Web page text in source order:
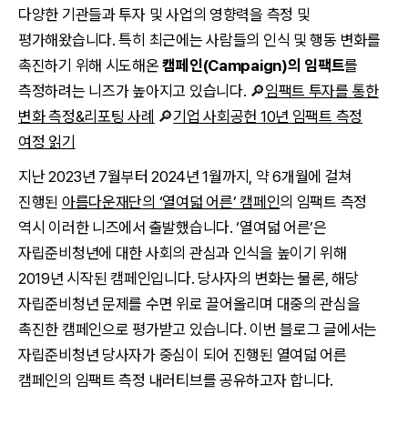
다양한 기관들과 투자 및 사업의 영향력을 측정 및
평가해왔습니다. 특히 최근에는 사람들의 인식 및 행동 변화를
촉진하기 위해 시도해온캠페인(Campaign)의 임팩트를
측정하려는 니즈가 높아지고 있습니다. 🔎임팩트 투자를 통한
변화 측정&리포팅 사례 🔎기업 사회공헌 10년 임팩트 측정
여정 읽기
지난 2023년 7월부터 2024년 1월까지, 약 6개월에 걸쳐
진행된 아름다운재단의 ‘열여덟 어른’ 캠페인의 임팩트 측정
역시 이러한 니즈에서 출발했습니다. ‘열여덟 어른’은
자립준비청년에 대한 사회의 관심과 인식을 높이기 위해
2019년 시작된 캠페인입니다. 당사자의 변화는 물론, 해당
자립준비청년 문제를 수면 위로 끌어올리며 대중의 관심을
촉진한 캠페인으로 평가받고 있습니다. 이번 블로그 글에서는
자립준비청년 당사자가 중심이 되어 진행된 열여덟 어른
캠페인의 임팩트 측정 내러티브를 공유하고자 합니다.